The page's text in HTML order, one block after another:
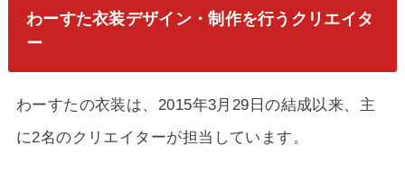
わーすた衣装デザイン・制作を行うクリエイタ
ー
わーすたの衣装は、2015年3月29日の結成以来、主
に2名のクリエイターが担当しています。